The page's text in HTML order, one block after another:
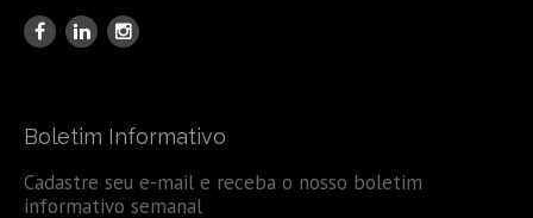
Boletim Informativo
Cadastre seu e-mail e receba o nosso boletim
informativo semanal